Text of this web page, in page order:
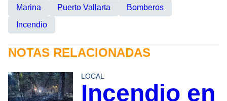
Marina Puerto Vallarta
Bomberos
Incendio
NOTAS RELACIONADAS
LOCAL
Incendio en